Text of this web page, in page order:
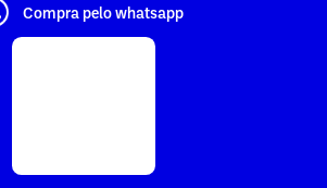
Compra pelo whatsapp